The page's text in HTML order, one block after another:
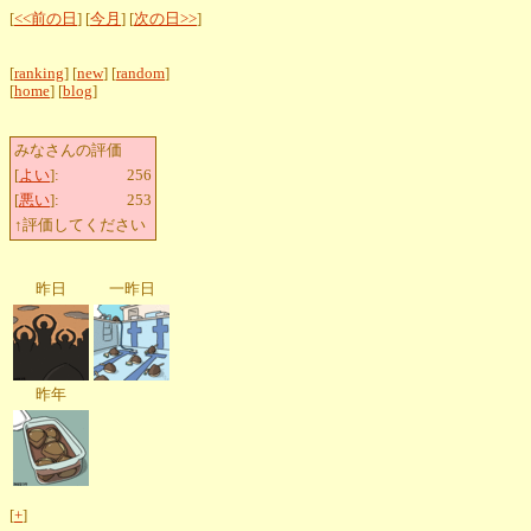
[<<前の日 ] [今月 ] [次の日>>]
[ranking] [new] [random]
[home] [blog]
みなさんの評価
[よい]:
256
[悪い]:
253
↑評価してください
昨日 一昨日
昨年
[+]